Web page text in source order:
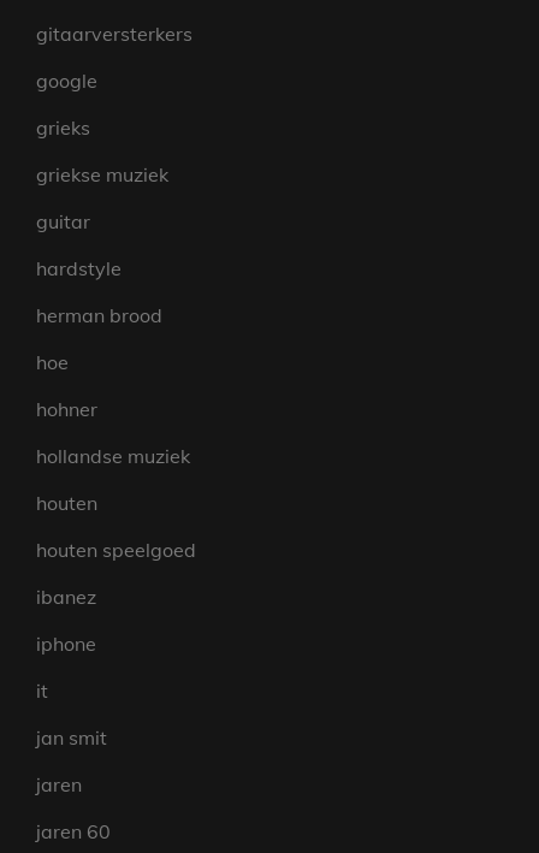
gitaarversterkers
google
grieks
griekse muziek
guitar
hardstyle
herman brood
hoe
hohner
hollandse muziek
houten
houten speelgoed
ibanez
iphone
it
jan smit
jaren
jaren 60